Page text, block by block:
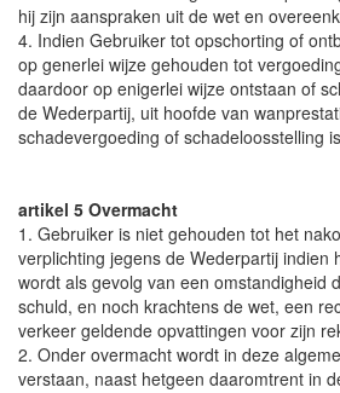
hij zijn aanspraken uit de wet en
4. Indien Gebruiker tot opschorting of
op generlei wijze gehouden tot
daardoor op enigerlei wijze ontstaan of
de Wederpartij, uit hoofde van
schadevergoeding of schadeloosstelling
artikel 5 Overmacht
1. Gebruiker is niet gehouden tot het
verplichting jegens de Wederpartij indien
wordt als gevolg van een omstandigheid
schuld, en noch krachtens de wet, een
verkeer geldende opvattingen voor zijn
2. Onder overmacht wordt in deze
verstaan, naast hetgeen daaromtrent in